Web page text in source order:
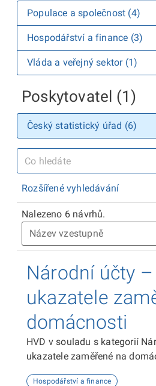
Populace a společnost (4)
Hospodářství a finance (3)
Vláda a veřejný sektor (1)
Poskytovatel (1)
Český statistický úřad (6)
Rozšířené vyhledávání
Nalezeno 6 návrhů.
Národní účty
ukazatele
domácnosti
HVD v souladu s kategorií
ukazatele zaměřené na
Hospodářství a finance